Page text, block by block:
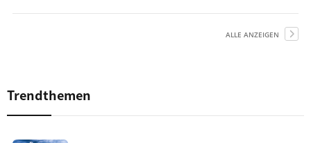
ALLE ANZEIGEN
Trendthemen